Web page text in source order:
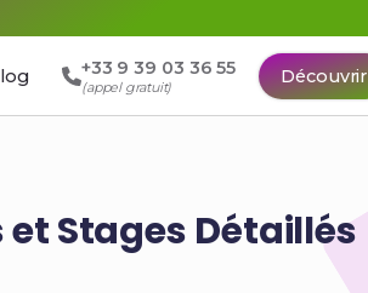
+33 9 39 03 36 55
(appel gratuit)
Découvrir
et Stages Détaillés